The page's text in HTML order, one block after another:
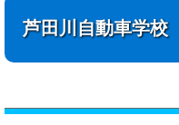
芦田川自動車学